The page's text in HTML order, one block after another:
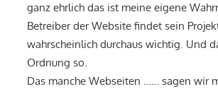
ganz ehrlich das ist meine eigene
Betreiber der Website findet sein
wahrscheinlich durchaus wichtig. Und
Ordnung so.
Das manche Webseiten …… sagen wir